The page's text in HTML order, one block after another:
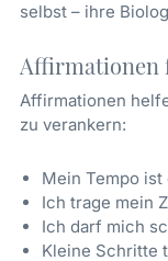
selbst – ihre
Affirmationen
Affirmationen
zu verankern:
Mein Tempo
Ich trage mein
Ich darf mich
Kleine Schritte